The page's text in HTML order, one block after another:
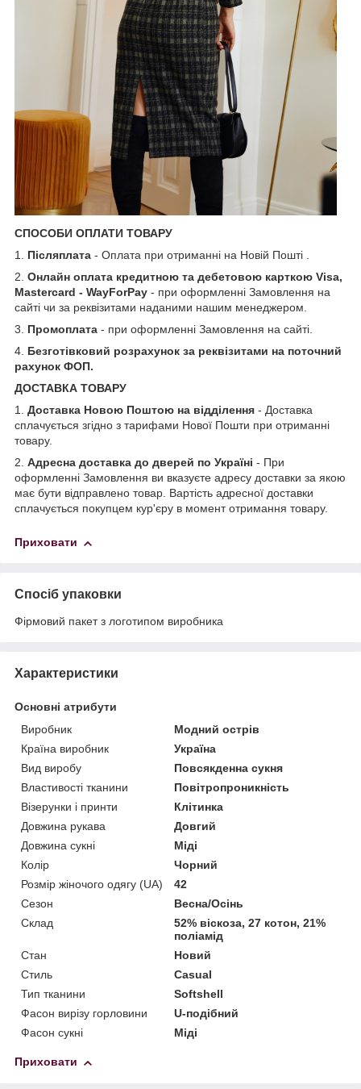
СПОСОБИ ОПЛАТИ ТОВАРУ
1. Післяплата - Оплата при отриманні на Новій Пошті .
2. Онлайн оплата кредитною та дебетовою карткою Visa,
Mastercard - WayForPay - при оформленні Замовлення на
сайті чи за реквізитами наданими нашим менеджером.
3. Промоплата - при оформленні Замовлення на сайті.
4. Безготівковий розрахунок за реквізитами на поточний
рахунок ФОП.
ДОСТАВКА ТОВАРУ
1. Доставка Новою Поштою на відділення - Доставка
сплачується згідно з тарифами Нової Пошти при отриманні
товару.
2. Адресна доставка до дверей по Україні - При
оформленні Замовлення ви вказуєте адресу доставки за якою
має бути відправлено товар. Вартість адресної доставки
сплачується покупцем кур'єру в момент отримання товару.
Приховати
Спосіб упаковки
Фірмовий пакет з логотипом виробника
Характеристики
Основні атрибути
Виробник
Модний острів
Країна виробник
Україна
Вид виробу
Повсякденна сукня
Властивості тканини
Повітропроникність
Візерунки і принти
Клітинка
Довжина рукава
Довгий
Довжина сукні
Міді
Колір
Чорний
Розмір жіночого одягу (UA)
42
Сезон
Весна/Осінь
Склад
52% віскоза, 27 котон, 21%
поліамід
Стан
Новий
Стиль
Casual
Тип тканини
Softshell
Фасон вирізу горловини
U-подібний
Фасон сукні
Міді
Приховати